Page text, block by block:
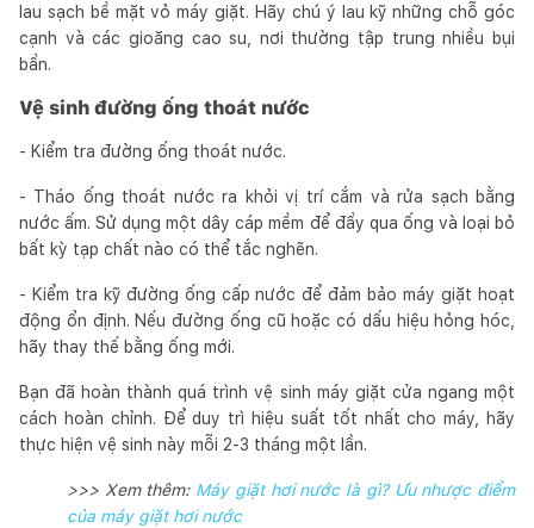
lau sạch bề mặt vỏ máy giặt. Hãy chú ý lau kỹ những chỗ góc
cạnh và các gioăng cao su, nơi thường tập trung nhiều bụi
bẩn.
Vệ sinh đường ống thoát nước
- Kiểm tra đường ống thoát nước.
- Tháo ống thoát nước ra khỏi vị trí cắm và rửa sạch bằng
nước ấm. Sử dụng một dây cáp mềm để đẩy qua ống và loại bỏ
bất kỳ tạp chất nào có thể tắc nghẽn.
- Kiểm tra kỹ đường ống cấp nước để đảm bảo máy giặt hoạt
động ổn định. Nếu đường ống cũ hoặc có dấu hiệu hỏng hóc,
hãy thay thế bằng ống mới.
Bạn đã hoàn thành quá trình vệ sinh máy giặt cửa ngang một
cách hoàn chỉnh. Để duy trì hiệu suất tốt nhất cho máy, hãy
thực hiện vệ sinh này mỗi 2-3 tháng một lần.
>>> Xem thêm: Máy giặt hơi nước là gì? Ưu nhược điểm
của máy giặt hơi nước